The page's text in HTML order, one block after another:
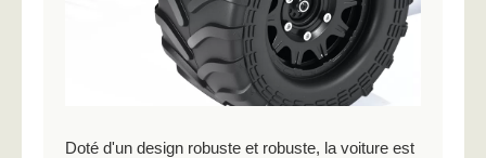
Doté d'un design robuste et robuste, la voiture est